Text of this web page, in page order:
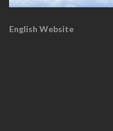
English Website